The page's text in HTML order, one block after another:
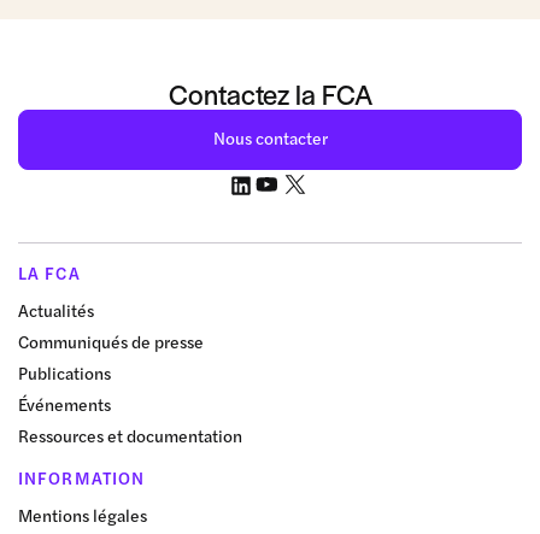
Contactez la FCA
Nous contacter
LA FCA
Actualités
Communiqués de presse
Publications
Événements
Ressources et documentation
INFORMATION
Mentions légales